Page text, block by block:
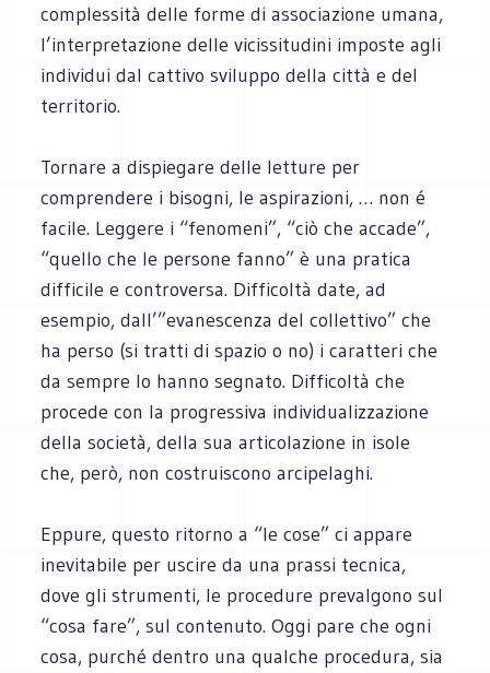
complessità delle forme di associazione umana,
l’interpretazione delle vicissitudini imposte agli
individui dal cattivo sviluppo della città e del
territorio.
Tornare a dispiegare delle letture per
comprendere i bisogni, le aspirazioni, … non é
facile. Leggere i “fenomeni”, “ciò che accade”,
“quello che le persone fanno” è una pratica
difficile e controversa. Difficoltà date, ad
esempio, dall’”evanescenza del collettivo” che
ha perso (si tratti di spazio o no) i caratteri che
da sempre lo hanno segnato. Difficoltà che
procede con la progressiva individualizzazione
della società, della sua articolazione in isole
che, però, non costruiscono arcipelaghi.
Eppure, questo ritorno a “le cose” ci appare
inevitabile per uscire da una prassi tecnica,
dove gli strumenti, le procedure prevalgono sul
“cosa fare”, sul contenuto. Oggi pare che ogni
cosa, purché dentro una qualche procedura, sia